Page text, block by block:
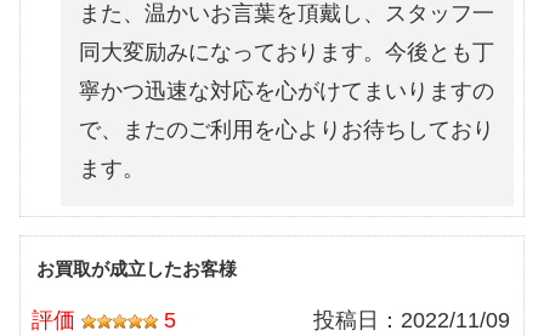
また、温かいお言葉を頂戴し、スタッフ一
同大変励みになっております。今後とも丁
寧かつ迅速な対応を心がけてまいりますの
で、またのご利用を心よりお待ちしており
ます。
お買取が成立したお客様
評価 5 投稿日： 2022/11/09